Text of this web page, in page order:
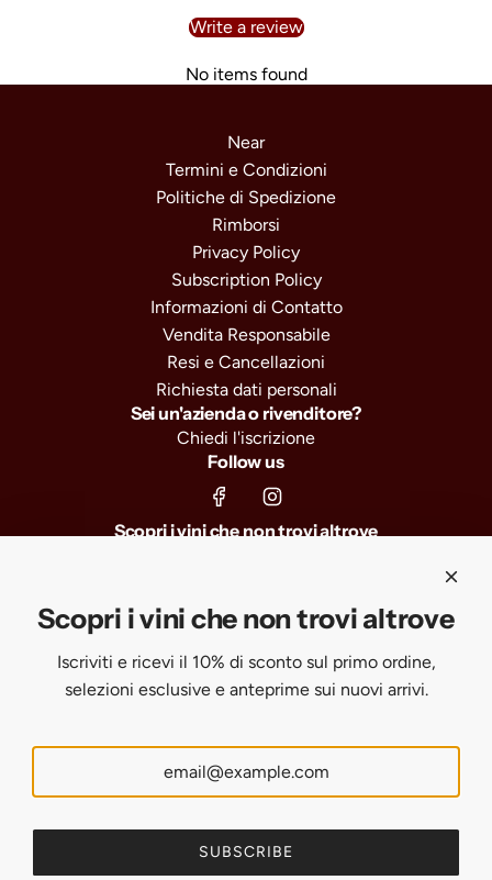
Write a review
No items found
Near
Termini e Condizioni
Politiche di Spedizione
Rimborsi
Privacy Policy
Subscription Policy
Informazioni di Contatto
Vendita Responsabile
Resi e Cancellazioni
Richiesta dati personali
Sei un'azienda o rivenditore?
Chiedi l'iscrizione
Follow us
Scopri i vini che non trovi altrove
SUBSCRIBE
United States (USD $)
Scopri i vini che non trovi altrove
Iscriviti e ricevi il 10% di sconto sul primo ordine,
selezioni esclusive e anteprime sui nuovi arrivi.
SUBSCRIBE